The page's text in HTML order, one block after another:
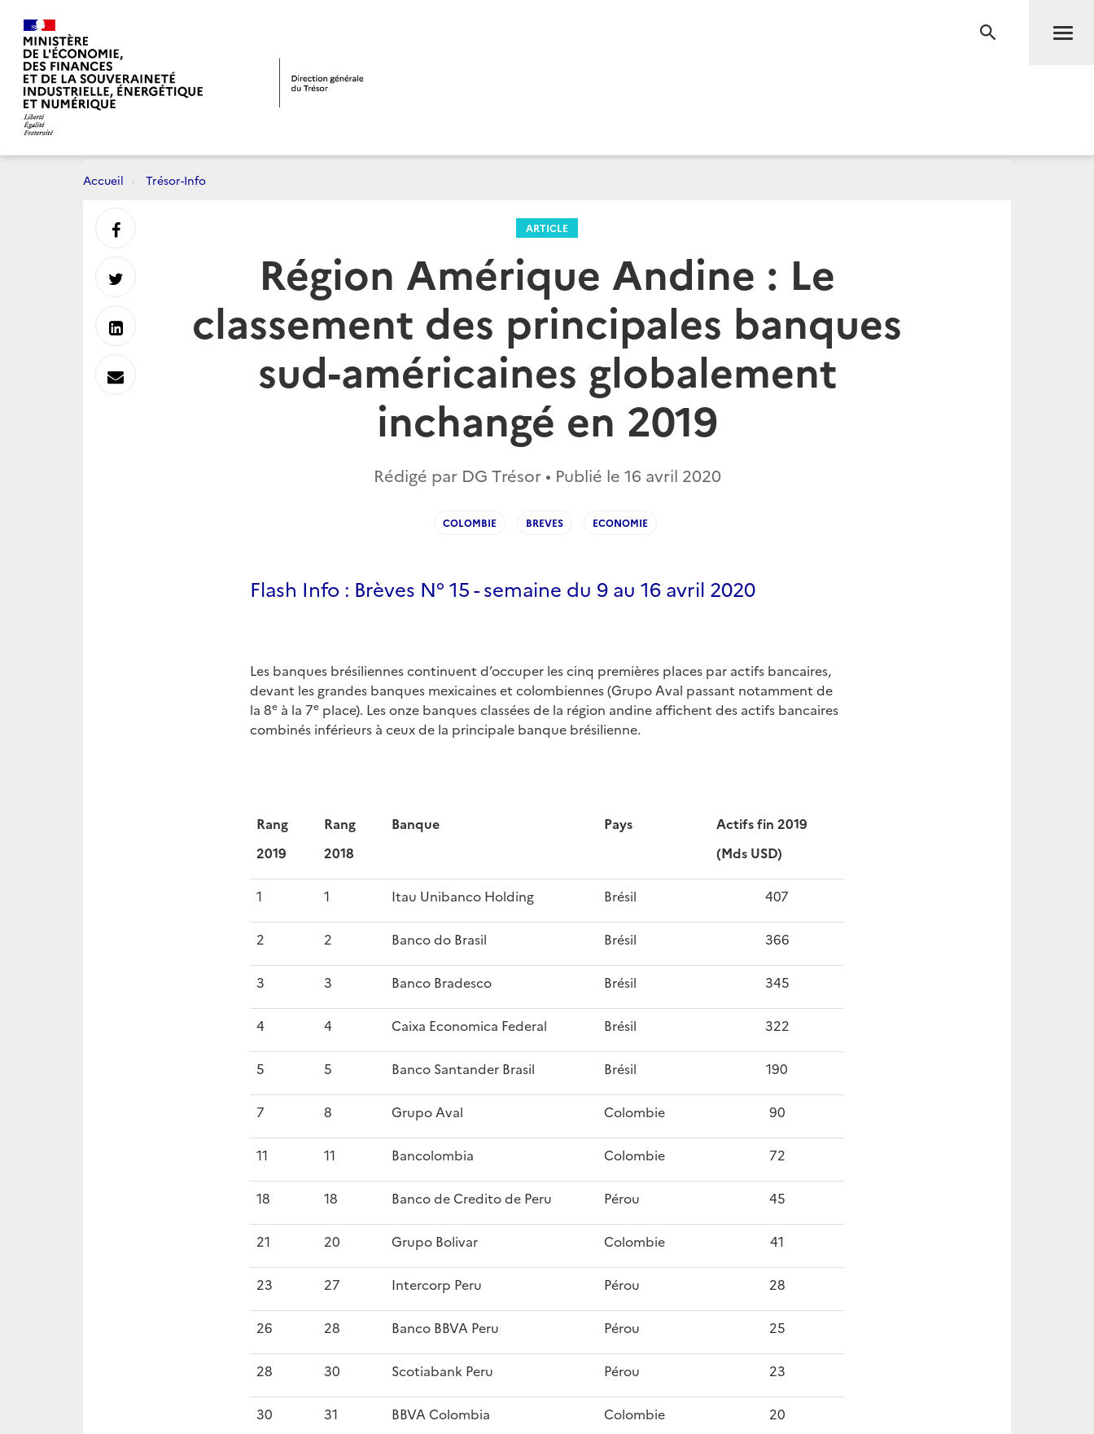
RECHERCHE
Accueil Trésor-Info
ARTICLE
Région Amérique Andine : Le
classement des principales banques
sud-américaines globalement
inchangé en 2019
Rédigé par DG Trésor • Publié le 16 avril 2020
COLOMBIE BREVES ECONOMIE
Flash Info : Brèves N° 15 - semaine du 9 au 16 avril 2020
Les banques brésiliennes continuent d’occuper les cinq premières places par actifs bancaires,
devant les grandes banques mexicaines et colombiennes (Grupo Aval passant notamment de
la 8e à la 7e place). Les onze banques classées de la région andine affichent des actifs bancaires
combinés inférieurs à ceux de la principale banque brésilienne.
Rang
2019
Rang
2018
Banque Pays
Actifs fin 2019
(Mds USD)
1 1 Itau Unibanco Holding Brésil 407
2 2 Banco do Brasil Brésil 366
3 3 Banco Bradesco Brésil 345
4 4 Caixa Economica Federal Brésil 322
5 5 Banco Santander Brasil Brésil 190
7 8 Grupo Aval Colombie 90
11 11 Bancolombia Colombie 72
18 18 Banco de Credito de Peru Pérou 45
21 20 Grupo Bolivar Colombie 41
23 27 Intercorp Peru Pérou 28
26 28 Banco BBVA Peru Pérou 25
28 30 Scotiabank Peru Pérou 23
30 31 BBVA Colombia Colombie 20
Partager
sur
Partager
sur
Partager
sur
Envoyer